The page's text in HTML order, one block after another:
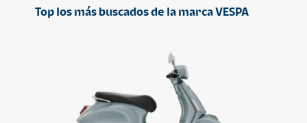
Top los más buscados de la marca VESPA